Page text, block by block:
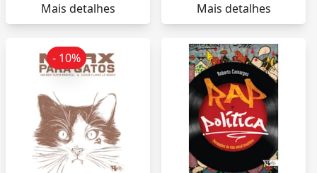
Mais detalhes Mais detalhes
- 10%